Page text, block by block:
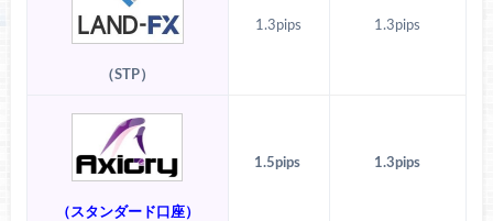
（STP）
1.3pips 1.3pips
（スタンダード口座）
1.5pips 1.3pips